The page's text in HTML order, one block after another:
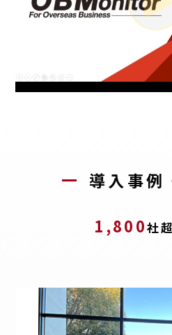
導入事例
1,800社